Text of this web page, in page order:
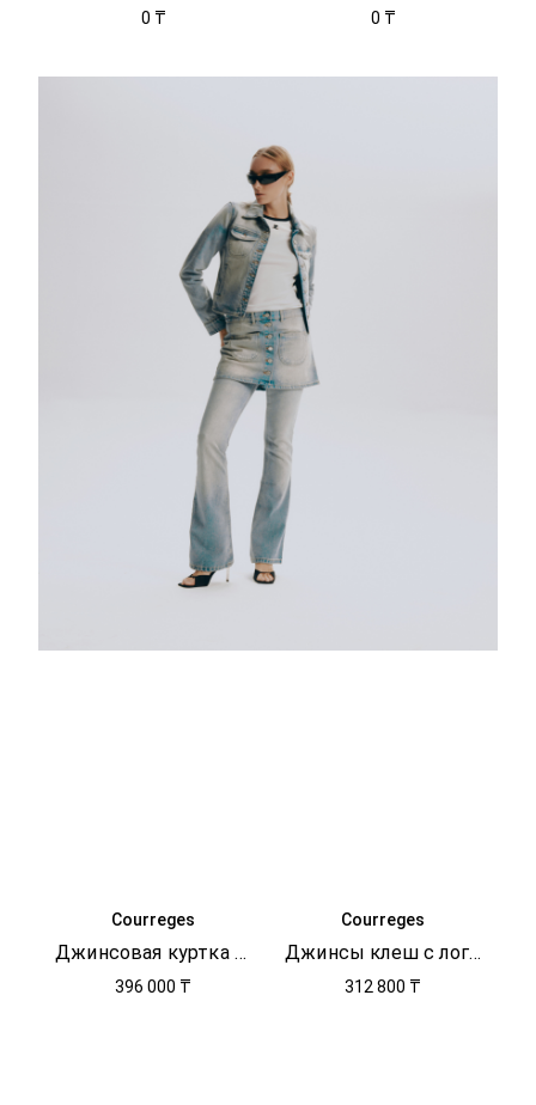
0 ₸ 0 ₸
Courreges
Джинсовая куртка с эффектом потертости
396 000 ₸
Courreges
Джинсы клеш с логотипом
312 800 ₸